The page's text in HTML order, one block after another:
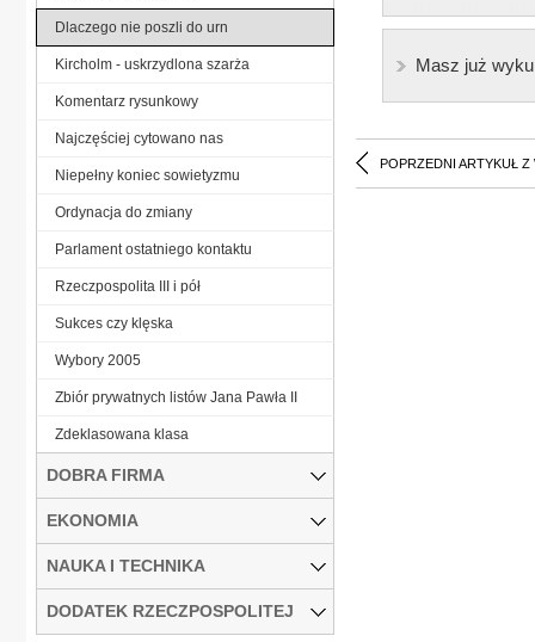
Masz już
POPRZEDNI ARTYKUŁ Z
Dlaczego nie poszli do urn
Kircholm - uskrzydlona szarża
Komentarz rysunkowy
Najczęściej cytowano nas
Niepełny koniec sowietyzmu
Ordynacja do zmiany
Parlament ostatniego kontaktu
Rzeczpospolita III i pół
Sukces czy klęska
Wybory 2005
Zbiór prywatnych listów Jana Pawła II
Zdeklasowana klasa
DOBRA FIRMA
EKONOMIA
NAUKA I TECHNIKA
DODATEK RZECZPOSPOLITEJ